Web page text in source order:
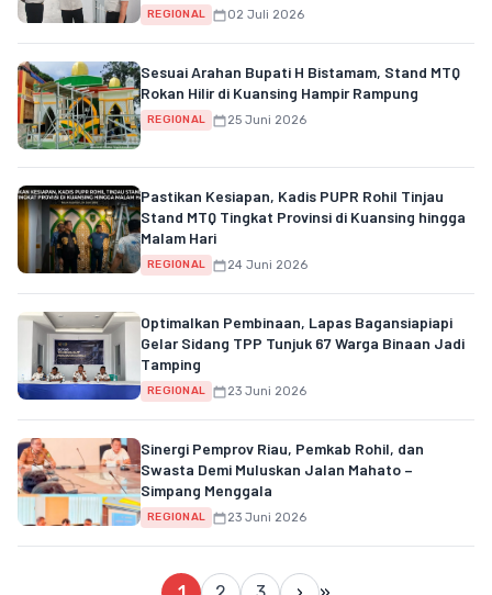
REGIONAL 02 Juli 2026
Sesuai Arahan Bupati H Bistamam, Stand MTQ
Rokan Hilir di Kuansing Hampir Rampung
REGIONAL 25 Juni 2026
Pastikan Kesiapan, Kadis PUPR Rohil Tinjau
Stand MTQ Tingkat Provinsi di Kuansing hingga
Malam Hari
REGIONAL 24 Juni 2026
Optimalkan Pembinaan, Lapas Bagansiapiapi
Gelar Sidang TPP Tunjuk 67 Warga Binaan Jadi
Tamping
REGIONAL 23 Juni 2026
Sinergi Pemprov Riau, Pemkab Rohil, dan
Swasta Demi Muluskan Jalan Mahato –
Simpang Menggala
REGIONAL 23 Juni 2026